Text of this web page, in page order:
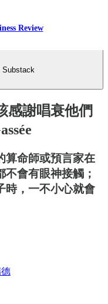
Review
Substack
感謝唱衰他們
算命師或預言家在
會有眼神接觸；
時，一不小心就會
德